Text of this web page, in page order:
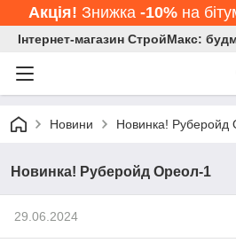
Акція! Знижка -10%на
Інтернет-магазин СтройМакс:
Новини Новинка! Руберойд
Новинка! Руберойд Ореол-1
29.06.2024